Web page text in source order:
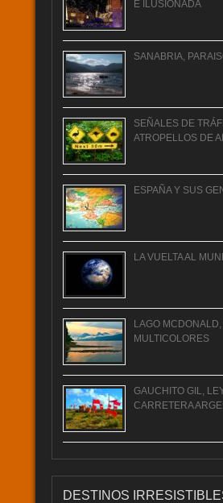
E ILUSIONADA
SANABRIA,
SEÑALES DE
ATROPELLOS DE
ESPAÑA Y SUS
LA VUELTA AL
LAGO
MULTICOLORES
GAUCHITO GIL,
CARRETERA
DESTINOS